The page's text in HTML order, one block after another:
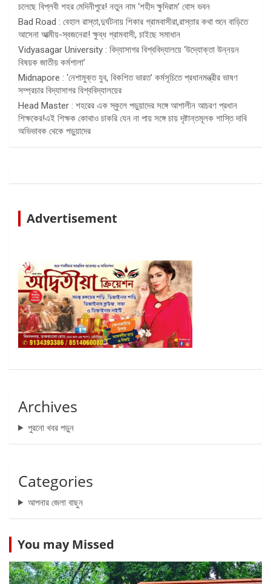
চলেছে বিপ্লবী শহর মেদিনীপুরে! নতুন নাম ‘শহীদ ক্ষুদিরাম’ বোস ভবন
Bad Road : বেহাল রাস্তা,দুর্ঘটনায় শিকার গ্রামবাসীরা,রাস্তার কথা শুনে বাড়িতে
আসেনা আত্মীয়-স্বজনেরা! ক্ষুব্ধ গ্রামবাসী, চাইছে সমাধান
Vidyasagar University : বিদ্যাসাগর বিশ্ববিদ্যালয়ে ‘উদ্যোক্তা উন্নয়ন
বিষয়ক জাতীয় কর্মশালা’
Midnapore : ‘নেশামুক্ত যুব, বিকশিত ভারত’ কর্মসূচিতে প্রধানমন্ত্রীর ভাষণ
সম্প্রচার বিদ্যাসাগর বিশ্ববিদ্যালয়ের
Head Master : শহরের এক স্কুলে পড়ুয়াদের সঙ্গে আশালীন আচরণ প্রধান
শিক্ষকের!এই শিক্ষক কোথাও চাকরি যেন না পায় সঙ্গে চায় দৃষ্টান্তমূলক শাস্তি দাবি
অভিভাবক থেকে পড়ুয়াদের
Advertisement
Archives
পুরনো খবর পড়ুন
Categories
আপনার জেলা বাছুন
You may Missed